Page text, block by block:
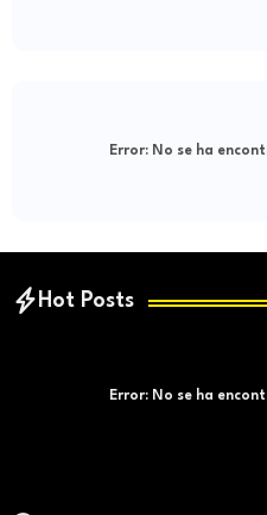
Error:No se ha
Hot Posts
Error:No se ha